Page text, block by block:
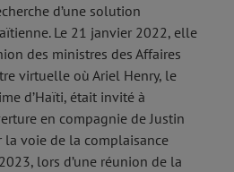
d’une solution
Le 21 janvier 2022, elle
des ministres des Affaires
virtuelle où Ariel Henry, le
d’Haïti, était invité à
en compagnie de Justin
la voie de la complaisance
lors d’une réunion de la